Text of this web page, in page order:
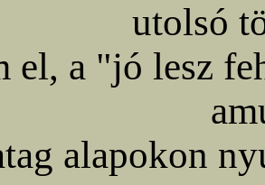
utolsó
el, a "jó lesz
alapokon